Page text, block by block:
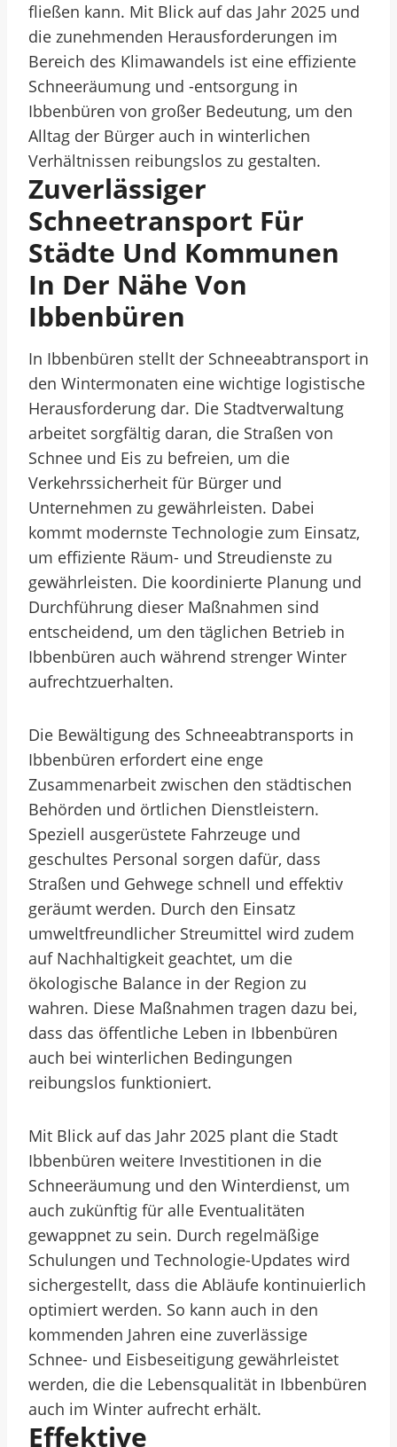
fließen kann. Mit Blick auf das Jahr 2025 und
die zunehmenden Herausforderungen im
Bereich des Klimawandels ist eine effiziente
Schneeräumung und -entsorgung in
Ibbenbüren von großer Bedeutung, um den
Alltag der Bürger auch in winterlichen
Verhältnissen reibungslos zu gestalten.
Zuverlässiger
Schneetransport Für
Städte Und Kommunen
In Der Nähe Von
Ibbenbüren
In Ibbenbüren stellt der Schneeabtransport in
den Wintermonaten eine wichtige logistische
Herausforderung dar. Die Stadtverwaltung
arbeitet sorgfältig daran, die Straßen von
Schnee und Eis zu befreien, um die
Verkehrssicherheit für Bürger und
Unternehmen zu gewährleisten. Dabei
kommt modernste Technologie zum Einsatz,
um effiziente Räum- und Streudienste zu
gewährleisten. Die koordinierte Planung und
Durchführung dieser Maßnahmen sind
entscheidend, um den täglichen Betrieb in
Ibbenbüren auch während strenger Winter
aufrechtzuerhalten.
Die Bewältigung des Schneeabtransports in
Ibbenbüren erfordert eine enge
Zusammenarbeit zwischen den städtischen
Behörden und örtlichen Dienstleistern.
Speziell ausgerüstete Fahrzeuge und
geschultes Personal sorgen dafür, dass
Straßen und Gehwege schnell und effektiv
geräumt werden. Durch den Einsatz
umweltfreundlicher Streumittel wird zudem
auf Nachhaltigkeit geachtet, um die
ökologische Balance in der Region zu
wahren. Diese Maßnahmen tragen dazu bei,
dass das öffentliche Leben in Ibbenbüren
auch bei winterlichen Bedingungen
reibungslos funktioniert.
Mit Blick auf das Jahr 2025 plant die Stadt
Ibbenbüren weitere Investitionen in die
Schneeräumung und den Winterdienst, um
auch zukünftig für alle Eventualitäten
gewappnet zu sein. Durch regelmäßige
Schulungen und Technologie-Updates wird
sichergestellt, dass die Abläufe kontinuierlich
optimiert werden. So kann auch in den
kommenden Jahren eine zuverlässige
Schnee- und Eisbeseitigung gewährleistet
werden, die die Lebensqualität in Ibbenbüren
auch im Winter aufrecht erhält.
Effektive